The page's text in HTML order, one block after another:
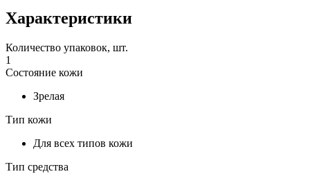
Характеристики
Количество упаковок, шт.
1
Состояние кожи
Зрелая
Тип кожи
Для всех типов кожи
Тип средства